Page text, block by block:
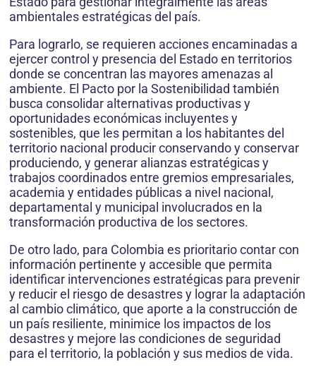
ambientales estratégicas del país.
Para lograrlo, se requieren acciones encaminadas a
ejercer control y presencia del Estado en territorios
donde se concentran las mayores amenazas al
ambiente. El Pacto por la Sostenibilidad también
busca consolidar alternativas productivas y
oportunidades económicas incluyentes y
sostenibles, que les permitan a los habitantes del
territorio nacional producir conservando y conservar
produciendo, y generar alianzas estratégicas y
trabajos coordinados entre gremios empresariales,
academia y entidades públicas a nivel nacional,
departamental y municipal involucrados en la
transformación productiva de los sectores.
De otro lado, para Colombia es prioritario contar con
información pertinente y accesible que permita
identificar intervenciones estratégicas para prevenir
y reducir el riesgo de desastres y lograr la adaptación
al cambio climático, que aporte a la construcción de
un país resiliente, minimice los impactos de los
desastres y mejore las condiciones de seguridad
para el territorio, la población y sus medios de vida.